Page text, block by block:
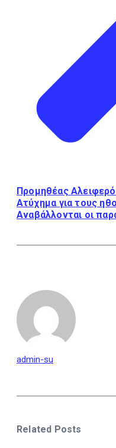
Προμηθέας
Ατύχημα για τους
Αναβάλλονται οι
admin-su
Related Posts